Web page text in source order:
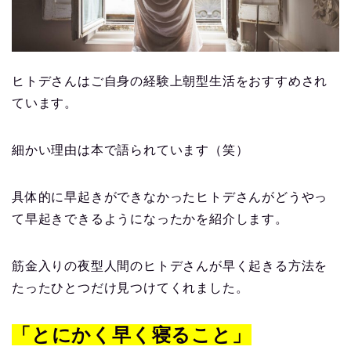
ヒトデさんはご自身の経験上朝型生活をおすすめされ
ています。
細かい理由は本で語られています（笑）
具体的に早起きができなかったヒトデさんがどうやっ
て早起きできるようになったかを紹介します。
筋金入りの夜型人間のヒトデさんが早く起きる方法を
たったひとつだけ見つけてくれました。
「とにかく早く寝ること」